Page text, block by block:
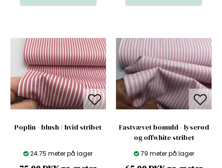
Poplin - blush / hvid stribet
24.75 meter på lager
Fastvævet bomuld - lyserød
og offwhite stribet
79 meter på lager